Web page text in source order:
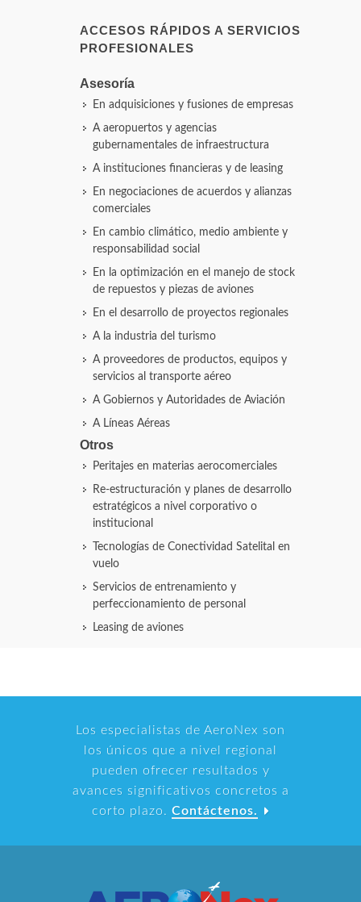
ACCESOS RÁPIDOS A SERVICIOS
PROFESIONALES
Asesoría
En adquisiciones y fusiones de empresas
A aeropuertos y agencias
gubernamentales de infraestructura
A instituciones financieras y de leasing
En negociaciones de acuerdos y alianzas
comerciales
En cambio climático, medio ambiente y
responsabilidad social
En la optimización en el manejo de stock
de repuestos y piezas de aviones
En el desarrollo de proyectos regionales
A la industria del turismo
A proveedores de productos, equipos y
servicios al transporte aéreo
A Gobiernos y Autoridades de Aviación
A Líneas Aéreas
Otros
Peritajes en materias aerocomerciales
Re-estructuración y planes de desarrollo
estratégicos a nivel corporativo o
institucional
Tecnologías de Conectividad Satelital en
vuelo
Servicios de entrenamiento y
perfeccionamiento de personal
Leasing de aviones
Los especialistas de AeroNex son
los únicos que a nivel regional
pueden ofrecer resultados y
avances significativos concretos a
corto plazo. Contáctenos.